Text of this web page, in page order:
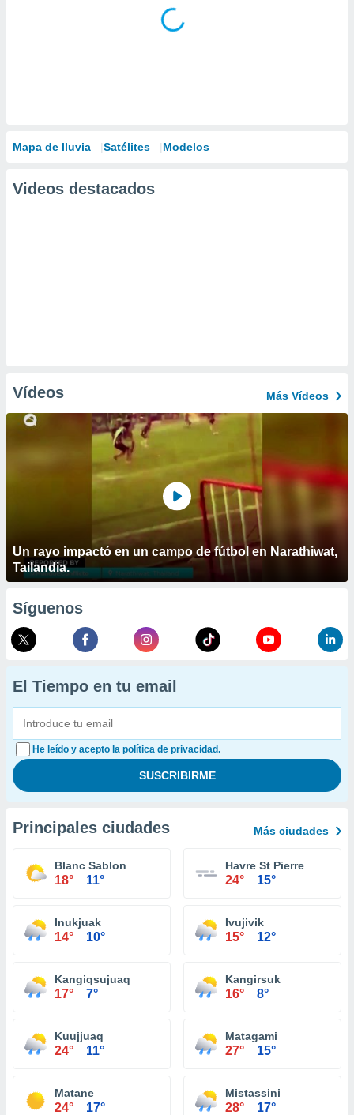
Mapa de lluvia Satélites Modelos
Videos destacados
Vídeos Más Vídeos
Un rayo impactó en un campo de fútbol en Narathiwat,
Tailandia.
Síguenos
El Tiempo en tu email
He leído y acepto la política de privacidad.
Principales ciudades Más ciudades
Blanc Sablon
18° 11°
Havre St Pierre
24° 15°
Inukjuak
14° 10°
Ivujivik
15° 12°
Kangiqsujuaq
17° 7°
Kangirsuk
16° 8°
Kuujjuaq
24° 11°
Matagami
27° 15°
Matane
24° 17°
Mistassini
28° 17°